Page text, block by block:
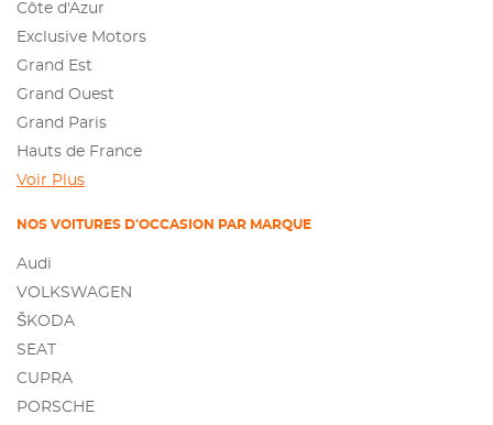
Côte d'Azur
Exclusive Motors
Grand Est
Grand Ouest
Grand Paris
Hauts de France
Voir Plus
NOS VOITURES D'OCCASION PAR MARQUE
Audi
VOLKSWAGEN
ŠKODA
SEAT
CUPRA
PORSCHE